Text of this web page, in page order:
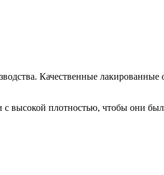
Качественные
с высокой плотностью, чтобы они